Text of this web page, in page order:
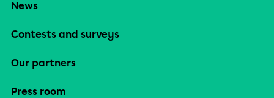
News
Contests and surveys
Our partners
Press room